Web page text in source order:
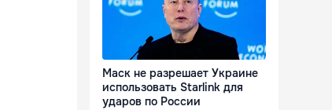
Маск не разрешает Украине
использовать Starlink для
ударов по России